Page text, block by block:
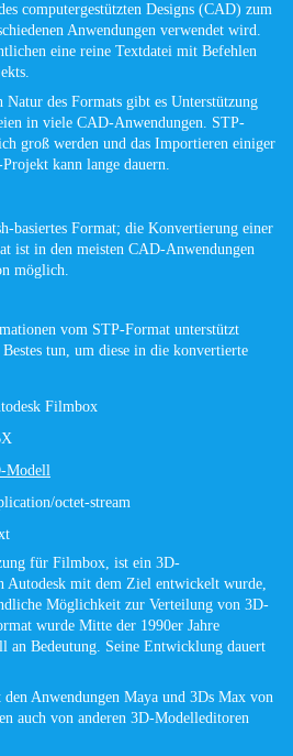
computergestützten Designs (CAD) zum
Anwendungen verwendet wird.
eine reine Textdatei mit Befehlen
des Formats gibt es Unterstützung
in viele CAD-Anwendungen. STP-
groß werden und das Importieren einiger
kann lange dauern.
basiertes Format; die Konvertierung einer
ist in den meisten CAD-Anwendungen
möglich.
vom STP-Format unterstützt
tun, um diese in die konvertierte
Filmbox
Modell
octet-stream
für Filmbox, ist ein 3D-
Autodesk mit dem Ziel entwickelt wurde,
Möglichkeit zur Verteilung von 3D-
wurde Mitte der 1990er Jahre
an Bedeutung. Seine Entwicklung dauert
Anwendungen Maya und 3Ds Max von
auch von anderen 3D-Modelleditoren